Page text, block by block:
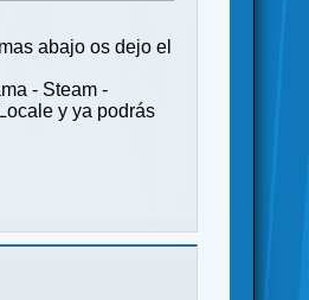
abajo os dejo el
- Steam -
y ya podrás